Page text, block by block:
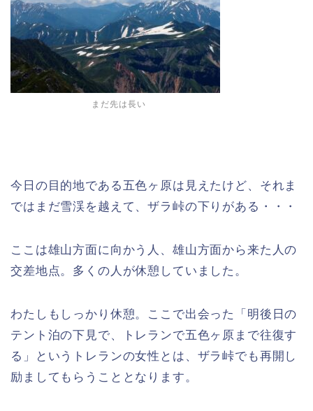
まだ先は長い
今日の目的地である五色ヶ原は見えたけど、それま
ではまだ雪渓を越えて、ザラ峠の下りがある・・・
ここは雄山方面に向かう人、雄山方面から来た人の
交差地点。多くの人が休憩していました。
わたしもしっかり休憩。ここで出会った「明後日の
テント泊の下見で、トレランで五色ヶ原まで往復す
る」というトレランの女性とは、ザラ峠でも再開し
励ましてもらうこととなります。